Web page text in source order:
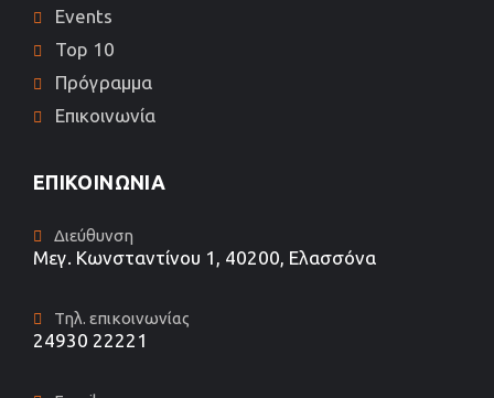
Events
Top 10
Πρόγραμμα
Επικοινωνία
ΕΠΙΚΟΙΝΩΝΊΑ
Διεύθυνση
Μεγ. Κωνσταντίνου 1, 40200, Ελασσόνα
Τηλ. επικοινωνίας
24930 22221